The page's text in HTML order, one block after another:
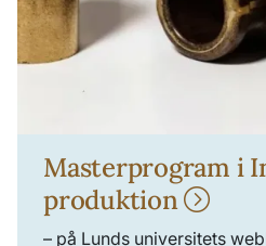
Masterprogram i
produktion
– på Lunds universitets